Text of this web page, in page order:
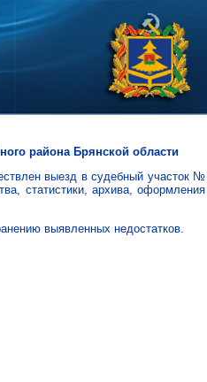
района Брянской области
выезд в судебный участок №
статистики, архива, оформления
выявленных недостатков.